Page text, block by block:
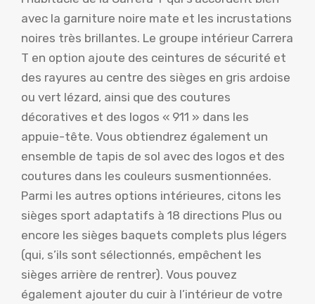
avec la garniture noire mate et les incrustations
noires très brillantes. Le groupe intérieur Carrera
T en option ajoute des ceintures de sécurité et
des rayures au centre des sièges en gris ardoise
ou vert lézard, ainsi que des coutures
décoratives et des logos « 911 » dans les
appuie-tête. Vous obtiendrez également un
ensemble de tapis de sol avec des logos et des
coutures dans les couleurs susmentionnées.
Parmi les autres options intérieures, citons les
sièges sport adaptatifs à 18 directions Plus ou
encore les sièges baquets complets plus légers
(qui, s’ils sont sélectionnés, empêchent les
sièges arrière de rentrer). Vous pouvez
également ajouter du cuir à l’intérieur de votre